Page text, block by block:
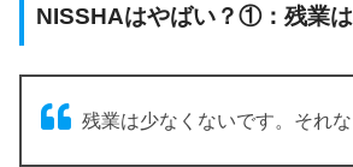
NISSHAはやばい？①：残業
残業は少なくないです。それな